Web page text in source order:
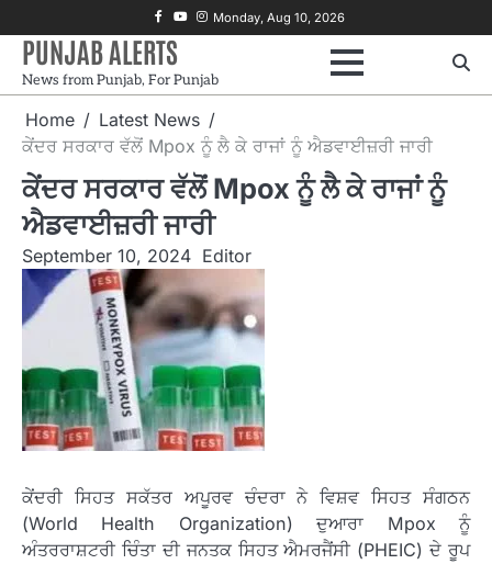
to
content
Facebook
Youtube
Instagram
Monday, Aug 10, 2026
PUNJAB ALERTS
News from Punjab, For Punjab
Home
Latest News
ਕੇਂਦਰ ਸਰਕਾਰ ਵੱਲੋਂ Mpox ਨੂੰ ਲੈ ਕੇ ਰਾਜਾਂ ਨੂੰ ਐਡਵਾਈਜ਼ਰੀ ਜਾਰੀ
ਕੇਂਦਰ ਸਰਕਾਰ ਵੱਲੋਂ Mpox ਨੂੰ ਲੈ ਕੇ ਰਾਜਾਂ ਨੂੰ
ਐਡਵਾਈਜ਼ਰੀ ਜਾਰੀ
September 10, 2024 Editor
ਕੇਂਦਰੀ ਸਿਹਤ ਸਕੱਤਰ ਅਪੂਰਵ ਚੰਦਰਾ ਨੇ ਵਿਸ਼ਵ ਸਿਹਤ ਸੰਗਠਨ
(World Health Organization) ਦੁਆਰਾ Mpox ਨੂੰ
ਅੰਤਰਰਾਸ਼ਟਰੀ ਚਿੰਤਾ ਦੀ ਜਨਤਕ ਸਿਹਤ ਐਮਰਜੈਂਸੀ (PHEIC) ਦੇ ਰੂਪ